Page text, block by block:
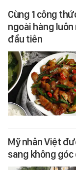
Cùng 1 công
ngoài hàng
đầu tiên
Mỹ nhân Việt
sang không góc